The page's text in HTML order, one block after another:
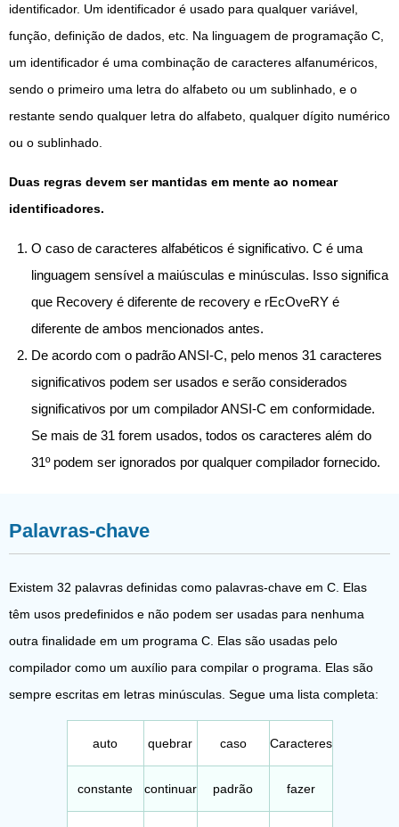
identificador. Um identificador é usado para qualquer variável,
função, definição de dados, etc. Na linguagem de programação C,
um identificador é uma combinação de caracteres alfanuméricos,
sendo o primeiro uma letra do alfabeto ou um sublinhado, e o
restante sendo qualquer letra do alfabeto, qualquer dígito numérico
ou o sublinhado.
Duas regras devem ser mantidas em mente ao nomear
identificadores.
O caso de caracteres alfabéticos é significativo. C é uma
linguagem sensível a maiúsculas e minúsculas. Isso significa
que Recovery é diferente de recovery e rEcOveRY é
diferente de ambos mencionados antes.
De acordo com o padrão ANSI-C, pelo menos 31 caracteres
significativos podem ser usados ​​e serão considerados
significativos por um compilador ANSI-C em conformidade.
Se mais de 31 forem usados, todos os caracteres além do
31º podem ser ignorados por qualquer compilador fornecido.
Palavras-chave
Existem 32 palavras definidas como palavras-chave em C. Elas
têm usos predefinidos e não podem ser usadas para nenhuma
outra finalidade em um programa C. Elas são usadas pelo
compilador como um auxílio para compilar o programa. Elas são
sempre escritas em letras minúsculas. Segue uma lista completa:
auto quebrar caso Caracteres
constante continuar padrão fazer